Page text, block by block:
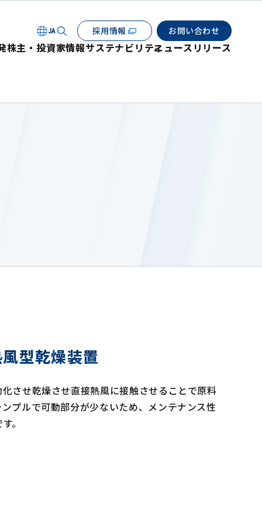
株主・投資家情報サステナビリティニュースリリース
JA 採用情報 お問い合わせ
型乾燥装置
させ乾燥させ直接熱風に接触させることで原料
プルで可動部分が少ないため、メンテナンス性
。